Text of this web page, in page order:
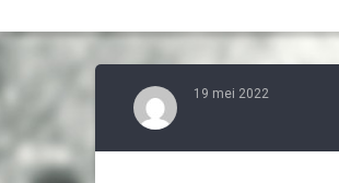
19 mei 2022